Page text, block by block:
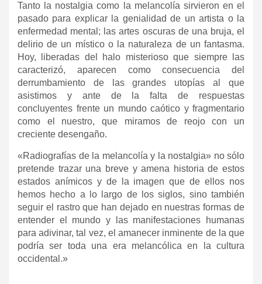
Tanto la nostalgia como la melancolía sirvieron en el
pasado para explicar la genialidad de un artista o la
enfermedad mental; las artes oscuras de una bruja, el
delirio de un místico o la naturaleza de un fantasma.
Hoy, liberadas del halo misterioso que siempre las
caracterizó, aparecen como consecuencia del
derrumbamiento de las grandes utopías al que
asistimos y ante de la falta de respuestas
concluyentes frente un mundo caótico y fragmentario
como el nuestro, que miramos de reojo con un
creciente desengaño.
«Radiografías de la melancolía y la nostalgia» no sólo
pretende trazar una breve y amena historia de estos
estados anímicos y de la imagen que de ellos nos
hemos hecho a lo largo de los siglos, sino también
seguir el rastro que han dejado en nuestras formas de
entender el mundo y las manifestaciones humanas
para adivinar, tal vez, el amanecer inminente de la que
podría ser toda una era melancólica en la cultura
occidental.»